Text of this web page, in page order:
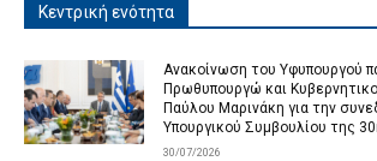
Κεντρική ενότητα
Ανακοίνωση του Υφυπουργού
Πρωθυπουργώ και
Παύλου Μαρινάκη για την
Υπουργικού Συμβουλίου της
30/07/2026